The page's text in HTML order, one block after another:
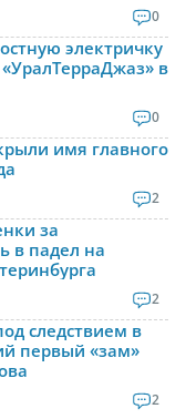
0
электричку
в
0
имя главного
2
за
в падел на
2
следствием в
первый «зам»
2